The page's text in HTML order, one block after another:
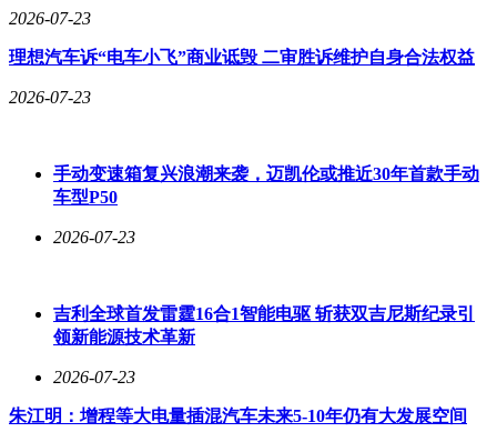
2026-07-23
理想汽车诉“电车小飞”商业诋毁 二审胜诉维护自身合法权益
2026-07-23
手动变速箱复兴浪潮来袭，迈凯伦或推近30年首款手动
车型P50
2026-07-23
吉利全球首发雷霆16合1智能电驱 斩获双吉尼斯纪录引
领新能源技术革新
2026-07-23
朱江明：增程等大电量插混汽车未来5-10年仍有大发展空间